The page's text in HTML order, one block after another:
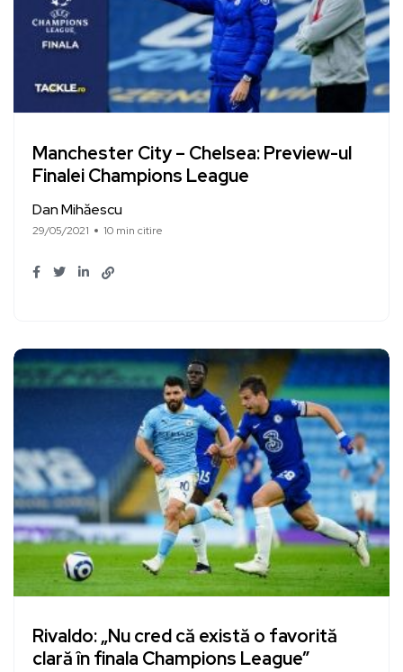
Manchester City – Chelsea: Preview-ul
Finalei Champions League
Dan Mihăescu
29/05/2021 10 min citire
Rivaldo: „Nu cred că există o favorită
clară în finala Champions League”